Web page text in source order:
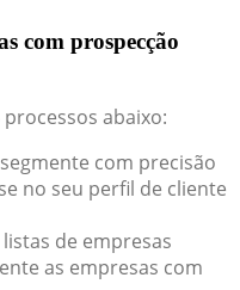
com prospecção
abaixo:
segmente com precisão
no seu perfil de cliente
de empresas
as empresas com